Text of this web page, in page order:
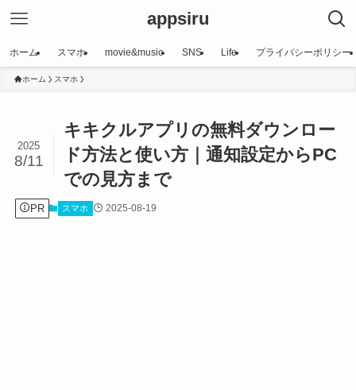
appsiru
ホーム スマホ movie&music SNS Life プライバシーポリシー
ホーム スマホ
キキクルアプリの無料ダウンロー
ド方法と使い方｜通知設定からPC
での見方まで
2025
8/11
PR スマホ 2025-08-19